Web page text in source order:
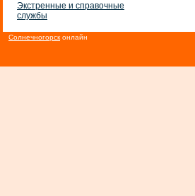
Экстренные и справочные
службы
Солнечногорск онлайн